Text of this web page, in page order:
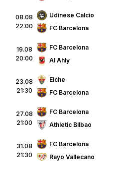
08.08
22:00
Udinese Calcio
FC Barcelona
19.08
20:00
FC Barcelona
Al Ahly
23.08
21:30
Elche
FC Barcelona
27.08
21:00
FC Barcelona
Athletic Bilbao
31.08
21:30
FC Barcelona
Rayo Vallecano